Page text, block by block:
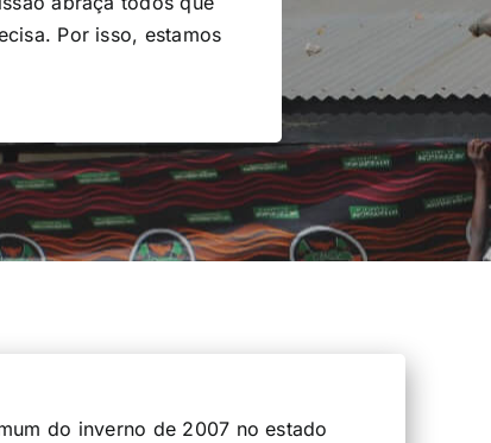
Por isso, estamos
do inverno de 2007 no estado